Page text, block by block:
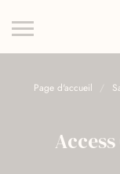
Page d'accueil